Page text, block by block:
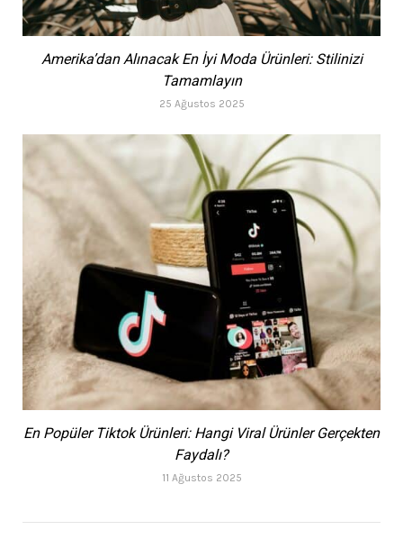
Amerika’dan Alınacak En İyi Moda Ürünleri: Stilinizi
Tamamlayın
25 Ağustos 2025
En Popüler Tiktok Ürünleri: Hangi Viral Ürünler Gerçekten
Faydalı?
11 Ağustos 2025